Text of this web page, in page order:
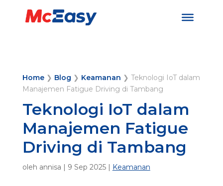
Home❯ Blog ❯ Keamanan ❯ Teknologi IoT dalam
Manajemen Fatigue Driving di Tambang
Teknologi IoT dalam
Manajemen Fatigue
Driving di Tambang
oleh annisa | 9 Sep 2025| Keamanan